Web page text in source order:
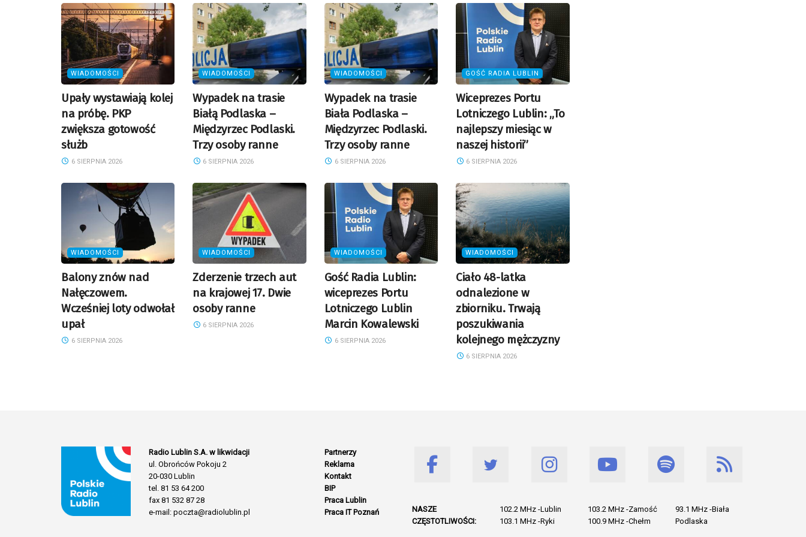
WIADOMOŚCI
Upały wystawiają kolej
na próbę. PKP
zwiększa gotowość
służb
6 SIERPNIA 2026
WIADOMOŚCI
Wypadek na trasie
Białą Podlaska –
Międzyrzec Podlaski.
Trzy osoby ranne
6 SIERPNIA 2026
WIADOMOŚCI
Wypadek na trasie
Biała Podlaska –
Międzyrzec Podlaski.
Trzy osoby ranne
6 SIERPNIA 2026
GOŚĆ RADIA LUBLIN
Wiceprezes Portu
Lotniczego Lublin: „To
najlepszy miesiąc w
naszej historii”
6 SIERPNIA 2026
WIADOMOŚCI
Balony znów nad
Nałęczowem.
Wcześniej loty odwołał
upał
6 SIERPNIA 2026
WIADOMOŚCI
Zderzenie trzech aut
na krajowej 17. Dwie
osoby ranne
6 SIERPNIA 2026
WIADOMOŚCI
Gość Radia Lublin:
wiceprezes Portu
Lotniczego Lublin
Marcin Kowalewski
6 SIERPNIA 2026
WIADOMOŚCI
Ciało 48-latka
odnalezione w
zbiorniku. Trwają
poszukiwania
kolejnego mężczyzny
6 SIERPNIA 2026
Radio Lublin S.A. w likwidacji
ul. Obrońców Pokoju 2
20-030 Lublin
tel. 81 53 64 200
fax 81 532 87 28
e-mail: poczta@radiolublin.pl
Partnerzy
Reklama
Kontakt
BIP
Praca Lublin
Praca IT Poznań
NASZE
CZĘSTOTLIWOŚCI:
102.2 MHz -Lublin
103.1 MHz -Ryki
103.2 MHz -Zamość
100.9 MHz -Chełm
93.1 MHz -Biała
Podlaska